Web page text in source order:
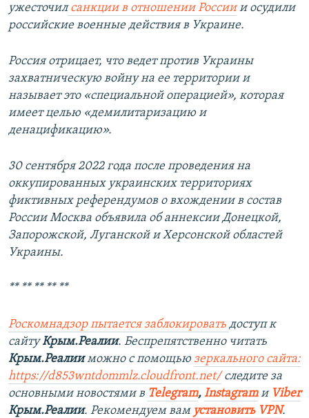
ужесточилсанкции в отношении Россиии осудили
российские военные действия в Украине.
Россия отрицает, что ведет против Украины
захватническую войну на ее территории и
называет это «специальной операцией», которая
имеет целью «демилитаризацию и
денацификацию».
30 сентября 2022 года после проведения на
оккупированных украинских территориях
фиктивных референдумов о вхождении в состав
России Москва объявила об аннексии Донецкой,
Запорожской, Луганской и Херсонской областей
Украины.
** ** ** ** **
Роскомнадзор пытается заблокировать доступ к
сайтуКрым.Реалии. Беспрепятственно читать
Крым.Реалииможно с помощью зеркального сайта:
https://d853wntdommlz.cloudfront.net/следите за
основными новостями в Telegram, Instagramи Viber
Крым.Реалии. Рекомендуем вам установить VPN.